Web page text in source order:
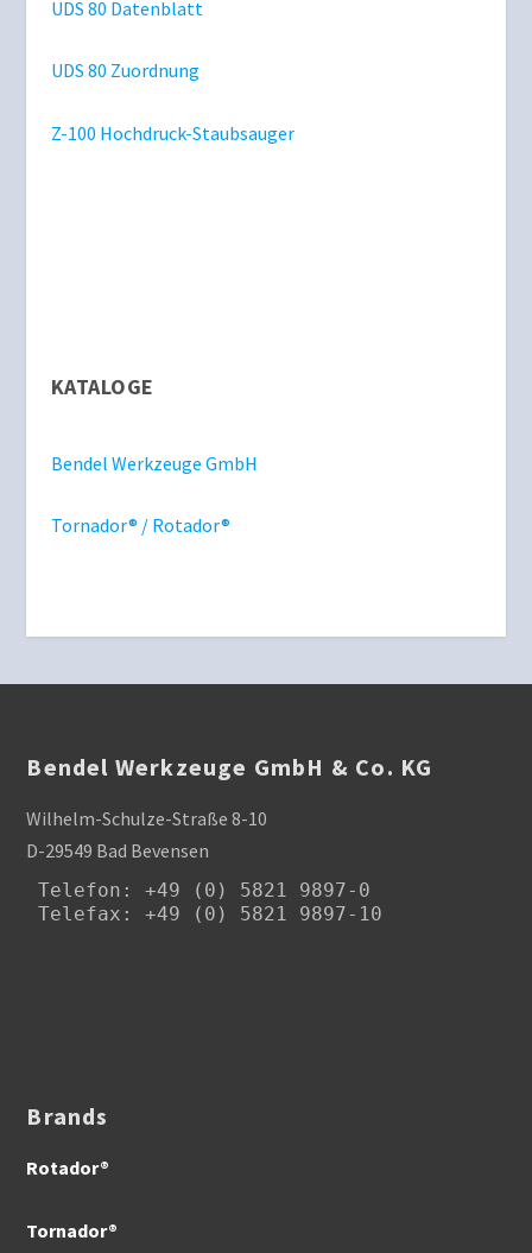
UDS 80 Datenblatt
UDS 80 Zuordnung
Z-100 Hochdruck-Staubsauger
KATALOGE
Bendel Werkzeuge GmbH
Tornador® / Rotador®
Bendel Werkzeuge GmbH & Co. KG
Wilhelm-Schulze-Straße 8-10
D-29549 Bad Bevensen
Telefon : +49 (0) 5821 9897-0
Telefax: +49 (0) 5821 9897-10
Brands
Rotador®
Tornador®